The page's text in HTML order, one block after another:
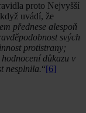
proto Nejvyšší
uvádí, že
přednese alespoň
svých
protistrany;
důkazu v
nesplnila.“[6]